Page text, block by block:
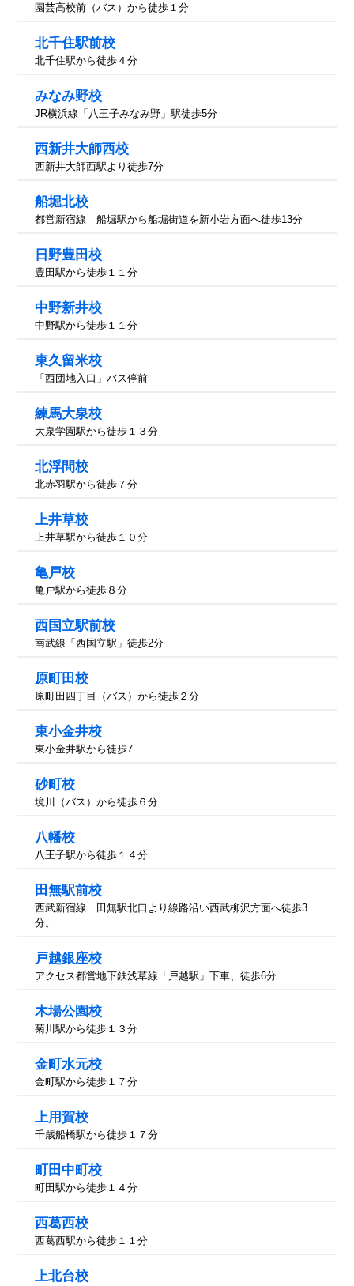
園芸高校前（バス）から徒歩１分
北千住駅前校
北千住駅から徒歩４分
みなみ野校
JR横浜線「八王子みなみ野」駅徒歩5分
西新井大師西校
西新井大師西駅より徒歩7分
船堀北校
都営新宿線 船堀駅から船堀街道を新小岩方面へ徒歩13分
日野豊田校
豊田駅から徒歩１１分
中野新井校
中野駅から徒歩１１分
東久留米校
「西団地入口」バス停前
練馬大泉校
大泉学園駅から徒歩１３分
北浮間校
北赤羽駅から徒歩７分
上井草校
上井草駅から徒歩１０分
亀戸校
亀戸駅から徒歩８分
西国立駅前校
南武線「西国立駅」徒歩2分
原町田校
原町田四丁目（バス）から徒歩２分
東小金井校
東小金井駅から徒歩7
砂町校
境川（バス）から徒歩６分
八幡校
八王子駅から徒歩１４分
田無駅前校
西武新宿線 田無駅北口より線路沿い西武柳沢方面へ徒歩3
分。
戸越銀座校
アクセス都営地下鉄浅草線「戸越駅」下車、徒歩6分
木場公園校
菊川駅から徒歩１３分
金町水元校
金町駅から徒歩１７分
上用賀校
千歳船橋駅から徒歩１７分
町田中町校
町田駅から徒歩１４分
西葛西校
西葛西駅から徒歩１１分
上北台校